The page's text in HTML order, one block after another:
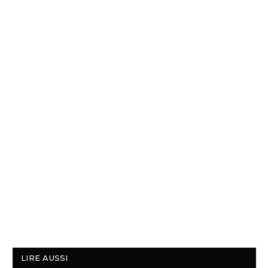
LIRE AUSSI